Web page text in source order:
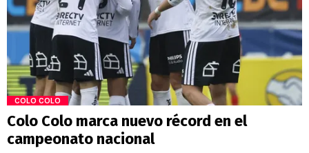
COLO COLO
Colo Colo marca nuevo récord en el
campeonato nacional